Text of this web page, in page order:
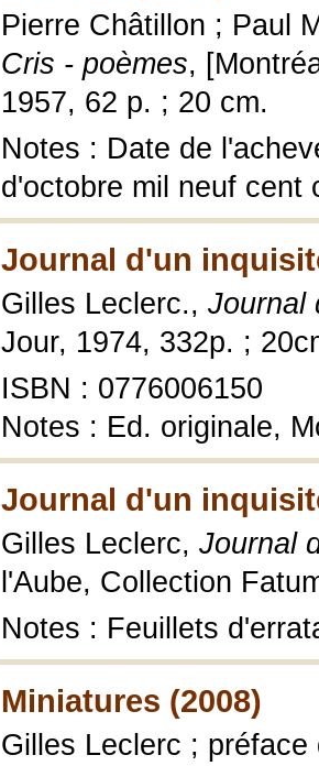
Pierre Châtillon ; Paul
Cris - poèmes,
1957, 62 p. ; 20 cm.
Notes : Date de
d'octobre mil neuf cent
Journal d'un
Gilles Leclerc., Journal
Jour, 1974, 332p. ;
ISBN : 0776006150
Notes : Ed. originale,
Journal d'un
Gilles Leclerc, Journal
l'Aube, Collection
Notes : Feuillets
Miniatures (2008)
Gilles Leclerc ;